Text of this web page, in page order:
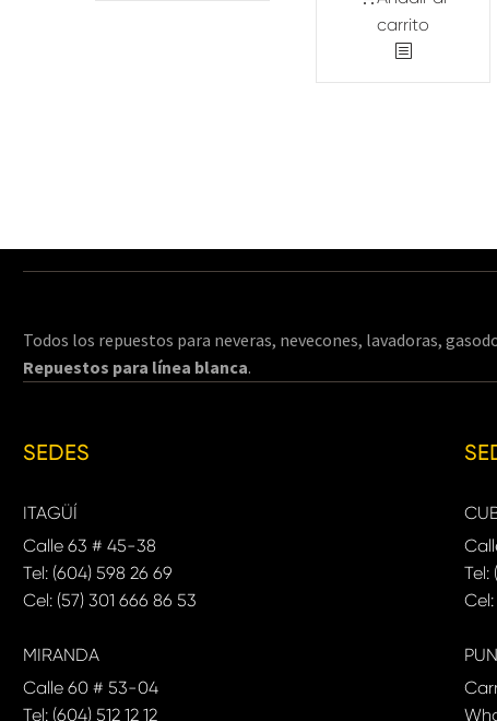
carrito
Todos los repuestos para neveras, nevecones, lavadoras,
Repuestos para línea blanca.
SEDES
ITAGÜÍ
Calle 63 # 45-38
Tel: (604) 598 26 69
Cel: (57) 301 666 86 53
MIRANDA
Calle 60 # 53-04
Tel: (604) 512 12 12
Tel:
Cel: